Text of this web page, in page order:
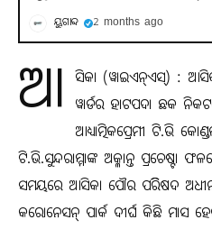
ୟୁଗାବ୍ଦ 2 months ago
ଆ
ସିକା (ୱାଇଏନ୍‍ଏସ୍‍) :
ୱାର୍ଡର ହାଟପଦା ଛକ
ଆଧ୍ୟାତ୍ମିକପ୍ରେମୀ ଟି.ଭି
ଟି.ଭି.ସୁନ୍ଦରାମ୍ମାଙ୍କ ଅକ୍ଳାନ୍ତ ପ୍ରଚେଷ୍ଟା
ସମୟରେ ଆସିକା ପୌର ପରିିଷଦ
କରୋନେସନ୍‍ ପାର୍କ ଦୀର୍ଘ କିଛି ମାସ